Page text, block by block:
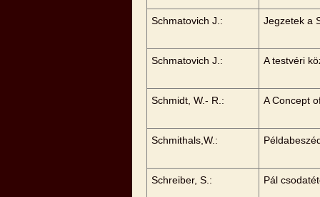
Schmatovich J.: Jegzetek a
Schmatovich J.: A testvéri
Schmidt, W.- R.: A Concept
Schmithals,W.:
Schreiber, S.: Pál